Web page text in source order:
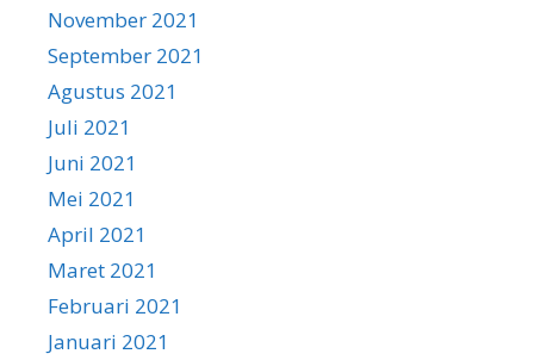
November 2021
September 2021
Agustus 2021
Juli 2021
Juni 2021
Mei 2021
April 2021
Maret 2021
Februari 2021
Januari 2021